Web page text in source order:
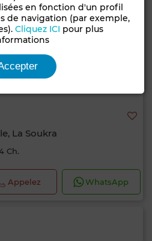
La Soukra
Ch.
Appelez WhatsApp
en fonction d'un profil
de navigation (par exemple,
Cliquez ICI pour plus